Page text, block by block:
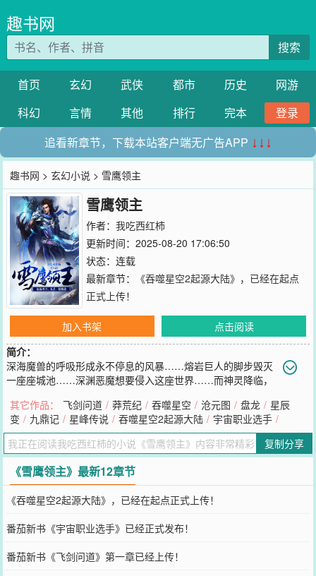
趣书网
搜索
首页 玄幻 武侠 都市 历史
网游
科幻
言情 其他 排行 完本
登录
追看新章节，下载本站客户端无广告APP ↓↓↓
趣书网 >玄幻小说 > 雪鹰领主
雪鹰领主
作者： 我吃西红柿
更新时间：2025-08-20 17:06:50
状态：连载
最新章节：
《吞噬星空2起源大陆》，已经在起点
正式上传！
加入书架
点击阅读
简介：
深海魔兽的呼吸形成永不停息的风暴……熔岩巨人的脚步毁灭
一座座城池……深渊恶魔想要侵入这座世界……而神灵降临，
这是人类的帝国，知识渊博的法师们埋首于法师塔中百年千年，骑士
们巡守天空大地海洋……在帝国的安阳行省，有一个很小很不起眼的
贵族领地，叫——雪鹰领！故事，就从这里开始！******继《莽荒纪》
《吞噬星空》《九鼎记》《盘龙》《星辰变》《寸芒》《星峰传说》
后，番茄的第八本小说！
您要是觉得《雪鹰领主》还不错的话请不要忘记向您QQ群和微博微信
里的朋友推荐哦！
其它作品： 飞剑问道 / 莽荒纪 / 吞噬星空 / 沧元图 / 盘龙 / 星辰
变 / 九鼎记 / 星峰传说 / 吞噬星空2起源大陆 / 宇宙职业选手 /
复制分享
《雪鹰领主》最新12章节
《吞噬星空2起源大陆》，已经在起点正式上传！
番茄新书《宇宙职业选手》已经正式发布！
番茄新书《飞剑问道》第一章已经上传！